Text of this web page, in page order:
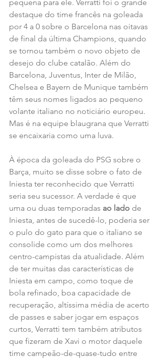
pequena para ele. Verratti foi o grande
destaque do time francês na goleada
por 4 a 0 sobre o Barcelona nas oitavas
de final da última Champions, quando
se tornou também o novo objeto de
desejo do clube catalão. Além do
Barcelona, Juventus, Inter de Milão,
Chelsea e Bayern de Munique também
têm seus nomes ligados ao pequeno
volante italiano no noticiário europeu.
Mas é na equipe blaugrana que Verratti
se encaixaria como uma luva.
À época da goleada do PSG sobre o
Barça, muito se disse sobre o fato de
Iniesta ter reconhecido que Verratti
seria seu sucessor. A verdade é que
uma ou duas temporadas ao lado de
Iniesta, antes de sucedê-lo, poderia ser
o pulo do gato para que o italiano se
consolide como um dos melhores
centro-campistas da atualidade. Além
de ter muitas das características de
Iniesta em campo, como toque de
bola refinado, boa capacidade de
recuperação, altíssima média de acerto
de passes e saber jogar em espaços
curtos, Verratti tem também atributos
que fizeram de Xavi o motor daquele
time campeão-de-quase-tudo entre